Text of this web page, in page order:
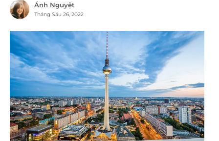
Ánh Nguyệt
Tháng Sáu 26, 2022